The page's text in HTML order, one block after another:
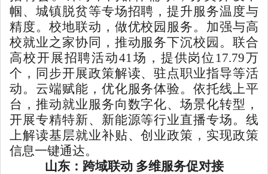
帼、城镇脱贫等专场招聘，提升服务温度与
精度。校地联动，做优校园服务。加强与高
校就业之家协同，推动服务下沉校园。联合
高校开展招聘活动41场，提供岗位17.79万
个，同步开展政策解读、驻点职业指导等活
动。云端赋能，优化服务体验。依托线上平
台，推动就业服务向数字化、场景化转型，
开展专精特新、新能源等行业直播专场。线
上解读基层就业补贴、创业政策，实现政策
信息一键通达。
山东：跨域联动 多维服务促对接